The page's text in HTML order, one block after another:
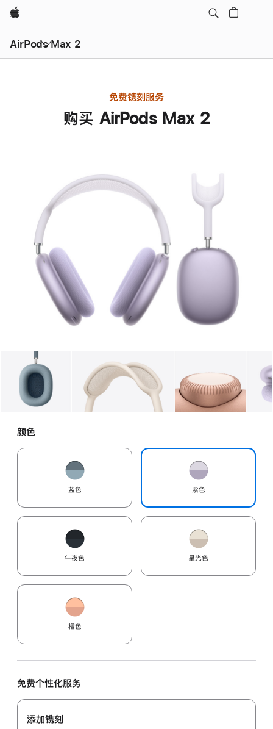
Apple
AirPods Max 2
免费镌刻服务
购买 AirPods Max 2
图库 1 图库 图像 图库 图像
颜色
蓝色 紫色
午夜色 星光色
橙色
免费个性化服务
添加镌刻